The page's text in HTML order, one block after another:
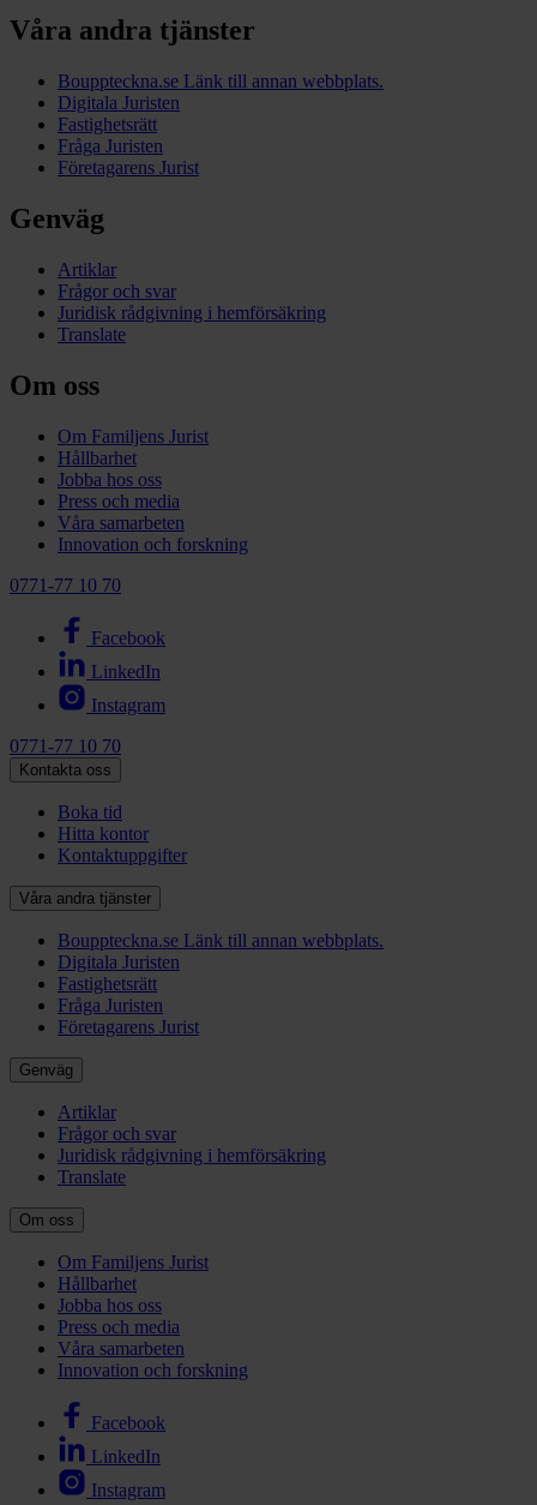
Våra andra tjänster
Bouppteckna.se Länk till annan webbplats.
Digitala Juristen
Fastighetsrätt
Fråga Juristen
Företagarens Jurist
Genväg
Artiklar
Frågor och svar
Juridisk rådgivning i hemförsäkring
Translate
Om oss
Om Familjens Jurist
Hållbarhet
Jobba hos oss
Press och media
Våra samarbeten
Innovation och forskning
0771-77 10 70
Facebook
LinkedIn
Instagram
0771-77 10 70
Kontakta oss
Boka tid
Hitta kontor
Kontaktuppgifter
Våra andra tjänster
Bouppteckna.se Länk till annan webbplats.
Digitala Juristen
Fastighetsrätt
Fråga Juristen
Företagarens Jurist
Genväg
Artiklar
Frågor och svar
Juridisk rådgivning i hemförsäkring
Translate
Om oss
Om Familjens Jurist
Hållbarhet
Jobba hos oss
Press och media
Våra samarbeten
Innovation och forskning
Facebook
LinkedIn
Instagram